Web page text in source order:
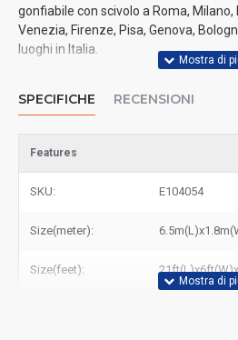
gonfiabile con scivolo a Roma, Milano,
Venezia, Firenze, Pisa, Genova,
luoghi in Italia.
SPECIFICHE RECENSIONI
Features
SKU: E104054
Size(meter):
Size(feet):